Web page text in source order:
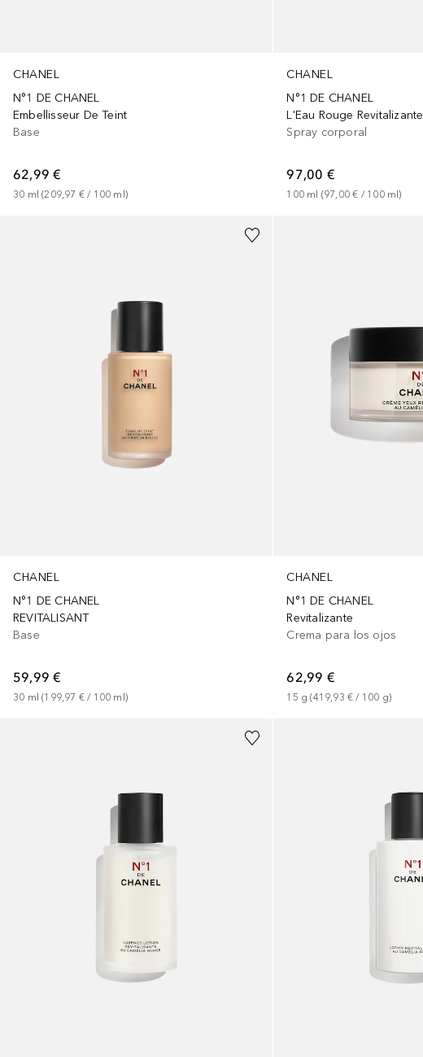
CHANEL
N°1 DE CHANEL
Embellisseur De Teint
Base
62,99 €
30 ml (209,97 € / 100 ml)
CHANEL
N°1 DE CHANEL
L'Eau Rouge Revitalizante
Spray corporal
97,00 €
100 ml (97,00 € / 100 ml)
CHANEL
N°1 DE CHANEL
REVITALISANT
Base
59,99 €
30 ml (199,97 € / 100 ml )
+16
CHANEL
N°1 DE CHANEL
Revitalizante
Crema para los ojos
62,99 €
15 g (419,93 € / 100 g)